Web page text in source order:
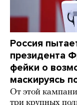
Россия
президента
фейки о
маскируясь
От этой
три крупных